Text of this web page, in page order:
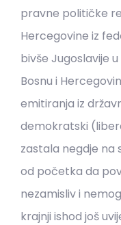
pravne političke
Hercegovine iz
bivše Jugoslavije
Bosnu i
emitiranja iz
demokratski
zastala negdje na
od početka da
nezamisliv i
krajnji ishod još